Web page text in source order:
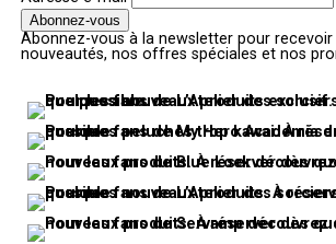
Abonnez-vous à la newsletter pour
nouveautés, nos offres spéciales et nos